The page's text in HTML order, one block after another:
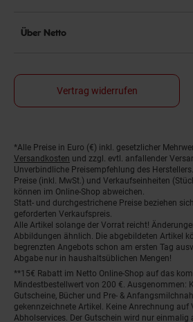
Über Netto
Vertrag widerrufen
Fußnoten
*Alle Preise in Euro (€) inkl. gesetzlicher
Versandkosten und zzgl. evtl. anfallender
Unverbindliche Preisempfehlung des Herstellers.
Preise (inkl. MwSt.) und Verkaufseinheiten
können im Online-Shop abweichen.
Statt- und durchgestrichene Preise beziehen
geforderten Verkaufspreis.
Alle Artikel solange der Vorrat reicht!
Abbildungen ähnlich. Die abgebildeten Artikel
begrenzten Angebots schon am ersten Tag
Abgabe nur in haushaltsüblichen Mengen!
**15€ Rabatt im Netto Online-Shop auf das
Mindestbestellwert von 200 €. Ausgenommen:
Gutscheine, Bücher und Pre- &
gekennzeichnete Artikel. Keine Anrechnung
Abholservices. Der Gutschein wird nur einmalig